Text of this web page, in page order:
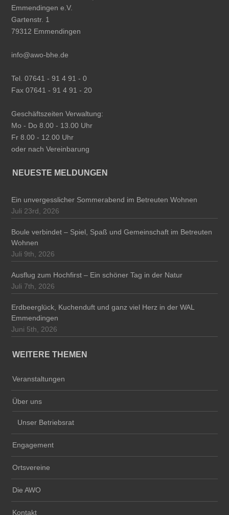
Emmendingen e.V.
Gartenstr. 1
79312 Emmendingen
info@awo-bhe.de
Tel. 07641 - 91 4 91 - 0
Fax 07641 - 91 4 91 - 20
Geschäftszeiten Verwaltung:
Mo - Do 8.00 - 13.00 Uhr
Fr 8.00 - 12.00 Uhr
oder nach Vereinbarung
NEUESTE MELDUNGEN
Ein unvergesslicher Sommerabend im Betreuten Wohnen
Juli 23rd, 2026
Boule verbindet – Spiel, Spaß und Gemeinschaft im Betreuten
Wohnen
Juli 9th, 2026
Ausflug zum Hochfirst – Ein schöner Tag in der Natur
Juli 7th, 2026
Erdbeerglück, Kuchenduft und ganz viel Herz in der WAL
Emmendingen
Juni 5th, 2026
WEITERE THEMEN
Veranstaltungen
Über uns
Unser Betriebsrat
Engagement
Ortsvereine
Die AWO
Kontakt